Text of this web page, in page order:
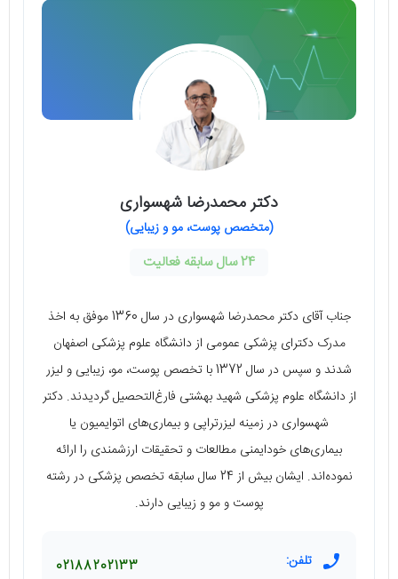
دکتر محمدرضا شهسواری
(متخصص پوست، مو و زیبایی)
24 سال سابقه فعالیت
جناب آقای دکتر محمدرضا شهسواری در سال 1360 موفق به اخذ
مدرک دکترای پزشکی عمومی از دانشگاه علوم پزشکی اصفهان
شدند و سپس در سال 1372 با تخصص پوست، مو، زیبایی و لیزر
از دانشگاه علوم پزشکی شهید بهشتی فارغ‌التحصیل گردیدند. دکتر
شهسواری در زمینه لیزرتراپی و بیماری‌های اتوایمیون یا
بیماری‌های خودایمنی مطالعات و تحقیقات ارزشمندی را ارائه
نموده‌اند. ایشان بیش از 24 سال سابقه تخصص پزشکی در رشته
پوست و مو و زیبایی دارند.
تلفن: 02188202133